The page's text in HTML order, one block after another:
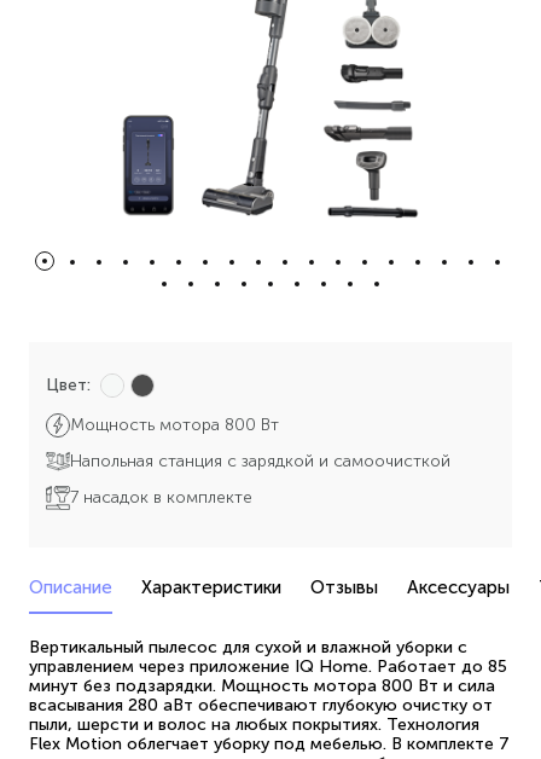
Цвет:
Мощность мотора 800 Вт
Напольная станция с зарядкой и самоочисткой
7 насадок в комплекте
Описание Характеристики Отзывы Аксессуары
Вертикальный пылесос для сухой и влажной уборки с
управлением через приложение IQ Home. Работает до 85
минут без подзарядки. Мощность мотора 800 Вт и сила
всасывания 280 аВт обеспечивают глубокую очистку от
пыли, шерсти и волос на любых покрытиях. Технология
Flex Motion облегчает уборку под мебелью. В комплекте 7